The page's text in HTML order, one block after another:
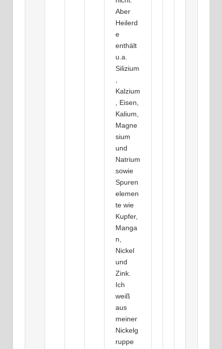
Aber
Heilerd
e
enthält
u.a.
Silizium
,
Kalzium
, Eisen,
Kalium,
Magne
sium
und
Natrium
sowie
Spuren
elemen
te wie
Kupfer,
Manga
n,
Nickel
und
Zink.
Ich
weiß
aus
meiner
Nickelg
ruppe